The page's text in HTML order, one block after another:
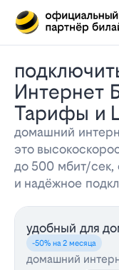
Подключить Домашний
Интернет
Тарифы и
домашний
это
до 500 мбит/
и надёжное
удобный для
-50% на 2 месяца
домашний